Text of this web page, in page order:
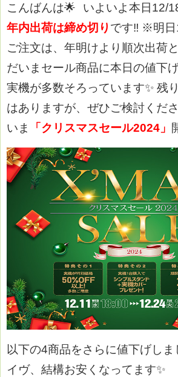
こんばんは🌟 いよいよ本日12/
年内出荷は締め切り です‼ ※明日
ご注文は、年明けより順次出荷
だいまセール商品に本日の値下
実機が多数そろっています✨ 残
はありますが、ぜひご検討くだ
いま
「クリスマスセール2024」
以下の4商品をさらに値下げしま
イヴ、結構お安くなってます✨